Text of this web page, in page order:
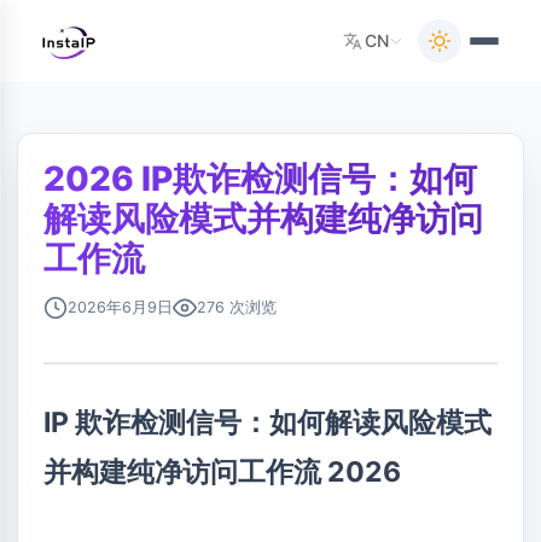
CN
2026 IP欺诈检测信号：如何
解读风险模式并构建纯净访问
工作流
2026年6月9日 276 次浏览
IP 欺诈检测信号：如何解读风险模式
并构建纯净访问工作流 2026